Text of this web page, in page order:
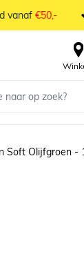
€50,-
Soft Olijfgroen -